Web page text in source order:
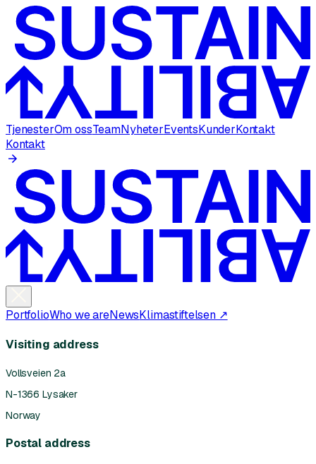
TjenesterOm ossTeamNyheterEventsKunderKontakt
Kontakt
PortfolioWho we areNewsKlimastiftelsen ↗
Visiting address
Vollsveien 2a
N-1366 Lysaker
Norway
Postal address